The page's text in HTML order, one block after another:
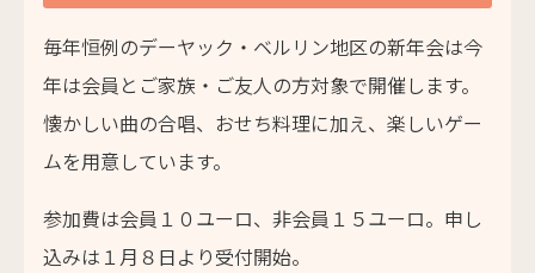
毎年恒例のデーヤック・ベルリン地区の新年会は今
年は会員とご家族・ご友人の方対象で開催します。
懐かしい曲の合唱、おせち料理に加え、楽しいゲー
ムを用意しています。
参加費は会員１０ユーロ、非会員１５ユーロ。申し
込みは１月８日より受付開始。